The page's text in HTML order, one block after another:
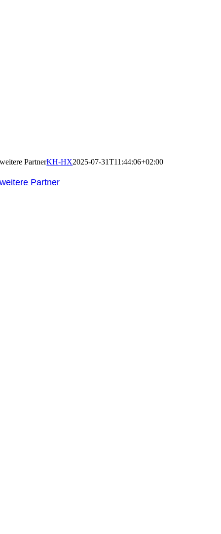
weitere PartnerKH-HX2025-07-31T11:44:06+02:00
weitere Partner